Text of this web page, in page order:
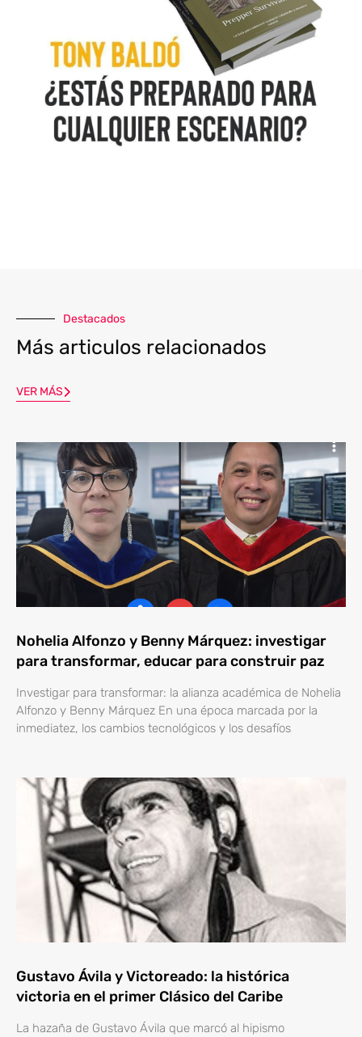
Destacados
Más articulos relacionados
VER MÁS
Nohelia Alfonzo y Benny Márquez: investigar
para transformar, educar para construir paz
Investigar para transformar: la alianza académica de Nohelia
Alfonzo y Benny Márquez En una época marcada por la
inmediatez, los cambios tecnológicos y los desafíos
Gustavo Ávila y Victoreado: la histórica
victoria en el primer Clásico del Caribe
La hazaña de Gustavo Ávila que marcó al hipismo